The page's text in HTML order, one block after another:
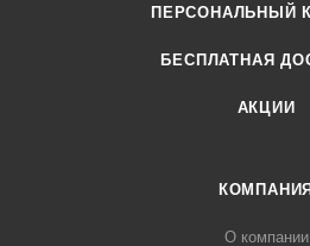
ПЕРСОНАЛЬНЫЙ
БЕСПЛАТНАЯ
АКЦИИ
КОМПАНИЯ
О компании